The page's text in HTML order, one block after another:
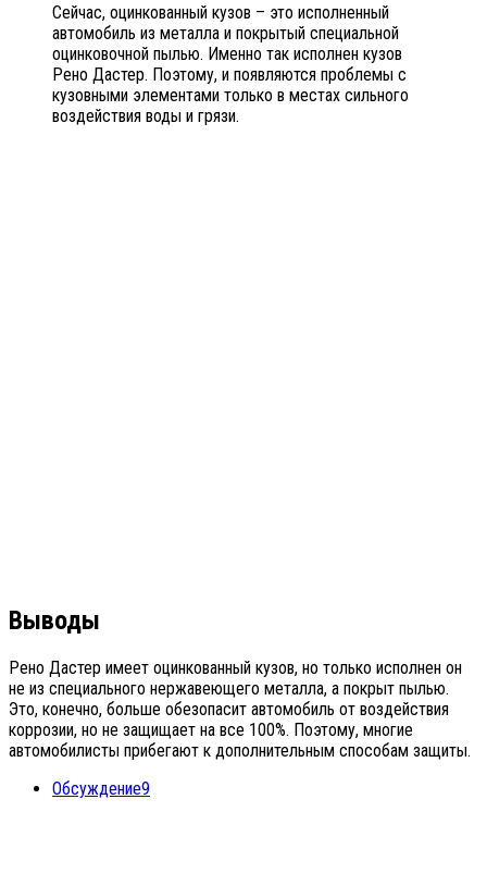
Сейчас, оцинкованный кузов – это исполненный
автомобиль из металла и покрытый специальной
оцинковочной пылью. Именно так исполнен кузов
Рено Дастер. Поэтому, и появляются проблемы с
кузовными элементами только в местах сильного
воздействия воды и грязи.
Выводы
Рено Дастер имеет оцинкованный кузов, но только исполнен он
не из специального нержавеющего металла, а покрыт пылью.
Это, конечно, больше обезопасит автомобиль от воздействия
коррозии, но не защищает на все 100%. Поэтому, многие
автомобилисты прибегают к дополнительным способам защиты.
Обсуждение9